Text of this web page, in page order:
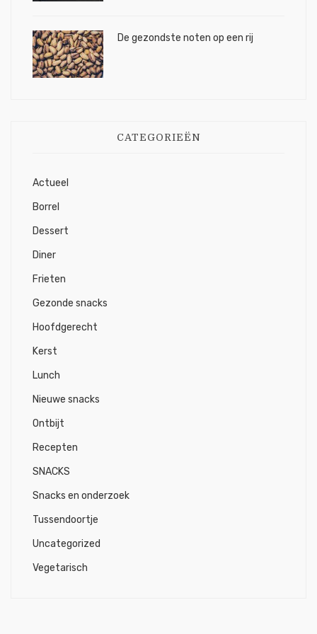
De gezondste noten op een rij
CATEGORIEËN
Actueel
Borrel
Dessert
Diner
Frieten
Gezonde snacks
Hoofdgerecht
Kerst
Lunch
Nieuwe snacks
Ontbijt
Recepten
SNACKS
Snacks en onderzoek
Tussendoortje
Uncategorized
Vegetarisch